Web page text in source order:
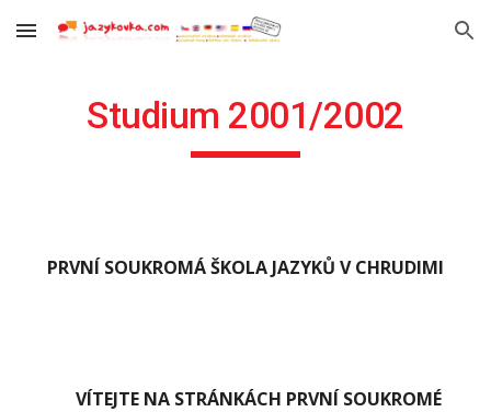
Skip to main content Skip to navigation
Studium 2001/2002
PRVNÍ SOUKROMÁ ŠKOLA JAZYKŮ V CHRUDIMI
VÍTEJTE NA STRÁNKÁCH PRVNÍ SOUKROMÉ